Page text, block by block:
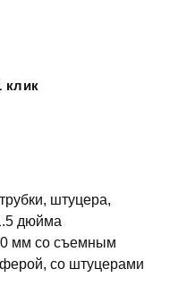
клик
штуцера,
дюйма
мм со съемным
со штуцерами